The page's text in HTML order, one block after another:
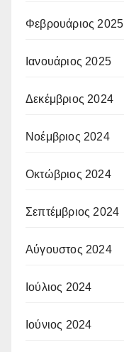
Φεβρουάριος 2025
Ιανουάριος 2025
Δεκέμβριος 2024
Νοέμβριος 2024
Οκτώβριος 2024
Σεπτέμβριος 2024
Αύγουστος 2024
Ιούλιος 2024
Ιούνιος 2024